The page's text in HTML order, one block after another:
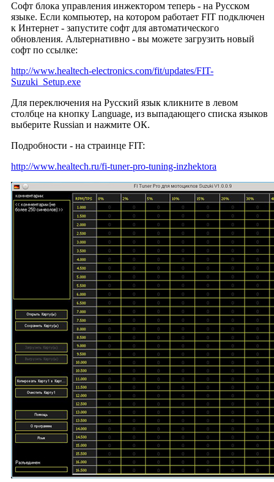
Софт блока управления инжектором теперь - на Русском
языке. Если компьютер, на котором работает FIT подключен
к Интернет - запустите софт для автоматического
обновления. Альтернативно - вы можете загрузить новый
софт по ссылке:
http://www.healtech-electronics.com/fit/updates/FIT-
Suzuki_Setup.exe
Для переключения на Русский язык кликните в левом
столбце на кнопку Language, из выпадающего списка языков
выберите Russian и нажмите ОК.
Подробности - на страинце FIT:
http://www.healtech.ru/fi-tuner-pro-tuning-inzhektora